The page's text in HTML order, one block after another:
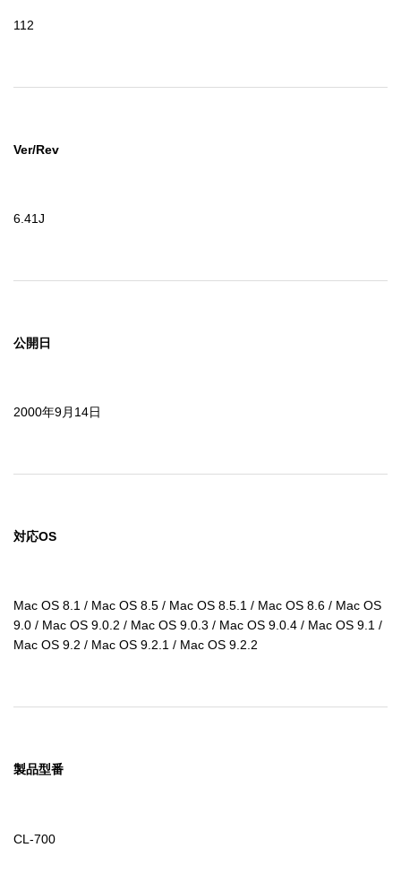
112
Ver/Rev
6.41J
公開日
2000年9月14日
対応OS
Mac OS 8.1 / Mac OS 8.5 / Mac OS 8.5.1 / Mac OS 8.6 / Mac OS
9.0 / Mac OS 9.0.2 / Mac OS 9.0.3 / Mac OS 9.0.4 / Mac OS 9.1 /
Mac OS 9.2 / Mac OS 9.2.1 / Mac OS 9.2.2
製品型番
CL-700